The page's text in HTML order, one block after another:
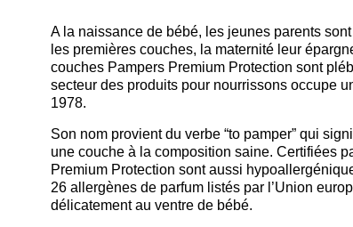
A la naissance de bébé, les jeunes parents
les premières couches, la maternité leur
couches Pampers Premium Protection sont
secteur des produits pour nourrissons occupe
1978.
Son nom provient du verbe “to pamper” qui
une couche à la composition saine. Certifiées
Premium Protection sont aussi
26 allergènes de parfum listés par l’Union
délicatement au ventre de bébé.